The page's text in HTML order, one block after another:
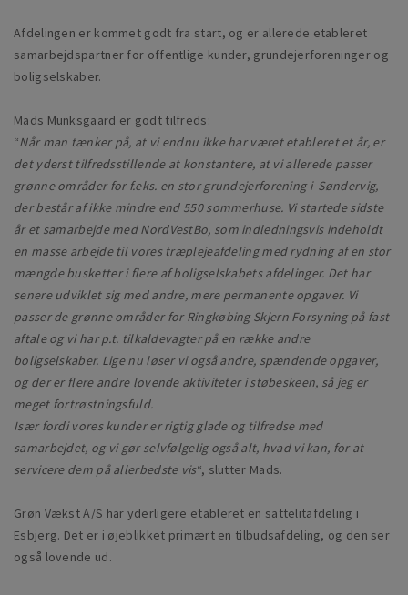
Afdelingen er kommet godt fra start, og er allerede etableret
samarbejdspartner for offentlige kunder, grundejerforeninger og
boligselskaber.
Mads Munksgaard er godt tilfreds:
“Når man tænker på, at vi endnu ikke har været etableret et år, er
det yderst tilfredsstillende at konstantere, at vi allerede passer
grønne områder for f.eks. en stor grundejerforening i Søndervig,
der består af ikke mindre end 550 sommerhuse. Vi startede sidste
år et samarbejde med NordVestBo, som indledningsvis indeholdt
en masse arbejde til vores træplejeafdeling med rydning af en stor
mængde busketter i flere af boligselskabets afdelinger. Det har
senere udviklet sig med andre, mere permanente opgaver. Vi
passer de grønne områder for Ringkøbing Skjern Forsyning på fast
aftale og vi har p.t. tilkaldevagter på en række andre
boligselskaber. Lige nu løser vi også andre, spændende opgaver,
og der er flere andre lovende aktiviteter i støbeskeen, så jeg er
meget fortrøstningsfuld.
Især fordi vores kunder er rigtig glade og tilfredse med
samarbejdet, og vi gør selvfølgelig også alt, hvad vi kan, for at
servicere dem på allerbedste vis“, slutter Mads.
Grøn Vækst A/S har yderligere etableret en sattelitafdeling i
Esbjerg. Det er i øjeblikket primært en tilbudsafdeling, og den ser
også lovende ud.